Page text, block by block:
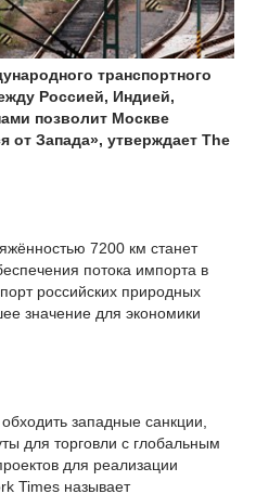
транспортного
Россией, Индией,
позволит Москве
от Запада», утверждает The
7200 км станет
потока импорта в
российских природных
значение для экономики
западные санкции,
для торговли с глобальным
для реализации
Times называет